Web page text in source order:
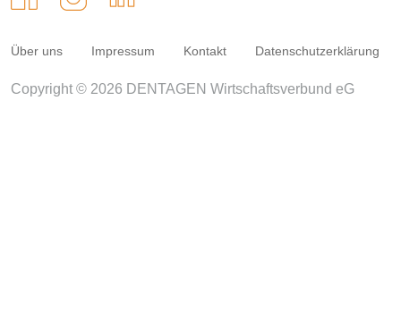
Über uns Impressum Kontakt Datenschutzerklärung
Copyright © 2026 DENTAGEN Wirtschaftsverbund eG